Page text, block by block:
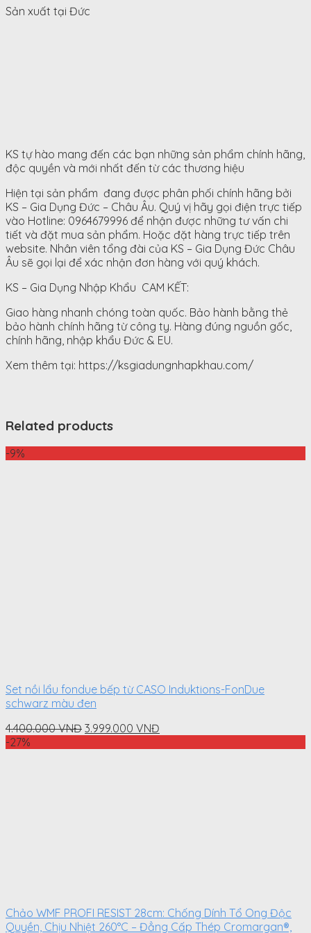
Sản xuất tại Đức
KS tự hào mang đến các bạn những sản phẩm chính hãng,
độc quyền và mới nhất đến từ các thương hiệu
Hiện tại sản phẩm đang được phân phối chính hãng bởi
KS – Gia Dụng Đức – Châu Âu. Quý vị hãy gọi điện trực tiếp
vào Hotline: 0964679996 để nhận được những tư vấn chi
tiết và đặt mua sản phẩm. Hoặc đặt hàng trực tiếp trên
website. Nhân viên tổng đài của KS – Gia Dụng Đức Châu
Âu sẽ gọi lại để xác nhận đơn hàng với quý khách.
KS – Gia Dụng Nhập Khẩu CAM KẾT:
Giao hàng nhanh chóng toàn quốc. Bảo hành bằng thẻ
bảo hành chính hãng từ công ty. Hàng đúng nguồn gốc,
chính hãng, nhập khẩu Đức & EU.
Xem thêm tại: https://ksgiadungnhapkhau.com/
Related products
-9%
Set nồi lẩu fondue bếp từ CASO Induktions-FonDue
schwarz màu đen
4.400.000VNĐ Original
3.999.000 VNĐ
-27%
Chảo WMF PROFI RESIST 28cm: Chống Dính Tổ Ong Độc
Quyền, Chịu Nhiệt 260°C – Đẳng Cấp Thép Cromargan®,